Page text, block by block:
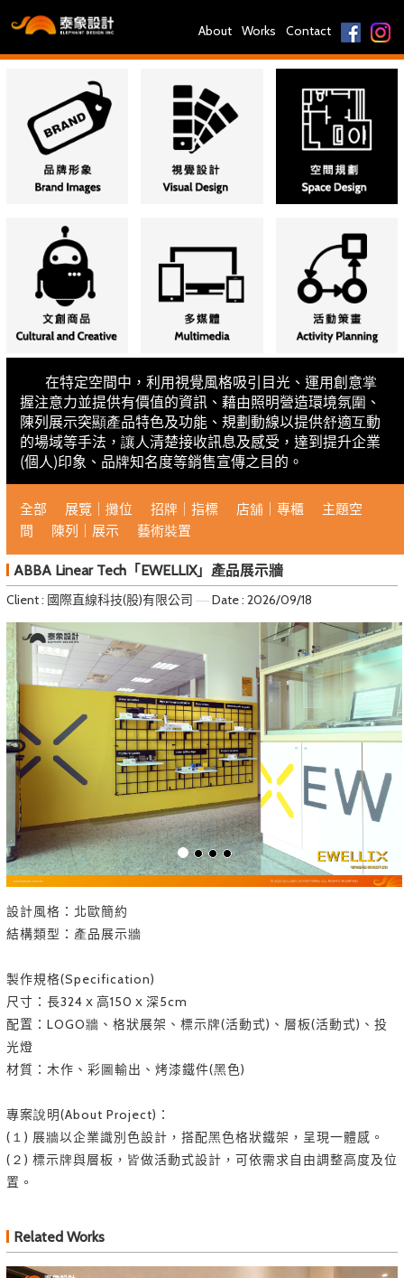
About Works Contact
在特定空間中，利用視覺風格吸引目光、運用創意掌
握注意力並提供有價值的資訊、藉由照明營造環境氛圍、
陳列展示突顯產品特色及功能、規劃動線以提供舒適互動
的場域等手法，讓人清楚接收訊息及感受，達到提升企業
(個人)印象、品牌知名度等銷售宣傳之目的。
全部 展覽｜攤位 招牌｜指標 店舖｜專櫃
主題空
間
陳列｜展示 藝術裝置
ABBA Linear Tech「EWELLIX」產品展示牆
Client : 國際直線科技(股)有限公司 Date : 2026/09/18
設計風格：北歐簡約
結構類型：產品展示牆
製作規格(Specification)
尺寸：長324ｘ高150ｘ深5cm
配置：LOGO牆、格狀展架、標示牌(活動式)、層板(活動式)、投
光燈
材質：木作、彩圖輸出、烤漆鐵件(黑色)
專案說明(About Project)：
(１) 展牆以企業識別色設計，搭配黑色格狀鐵架，呈現一體感。
(２) 標示牌與層板，皆做活動式設計，可依需求自由調整高度及位
置。
Related Works